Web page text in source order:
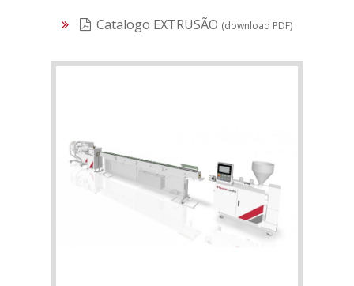
Catalogo EXTRUSÃO (download PDF)